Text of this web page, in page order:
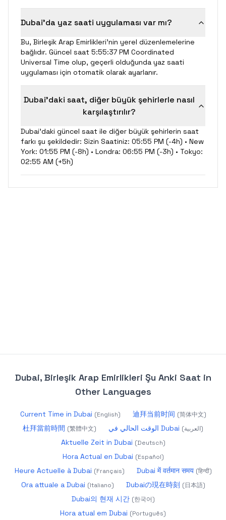
Dubai'da yaz saati uygulaması var mı?
Bu, Birleşik Arap Emirlikleri'nin yerel düzenlemelerine
bağlıdır. Güncel saat 5:55:37 PM Coordinated
Universal Time olup, geçerli olduğunda yaz saati
uygulaması için otomatik olarak ayarlanır.
Dubai'daki saat, diğer büyük şehirlerle nasıl
karşılaştırılır?
Dubai'daki güncel saat ile diğer büyük şehirlerin saat
farkı şu şekildedir: Sizin Saatiniz: 05:55 PM (-4h) • New
York: 01:55 PM (-8h) • Londra: 06:55 PM (-3h) • Tokyo:
02:55 AM (+5h)
Dubai, Birleşik Arap Emirlikleri Şu Anki Saatin
Other Languages
Current Time in Dubai (English) 迪拜当前时间 (简体中文)
杜拜當前時間 (繁體中文) الوقت الحالي في Dubai (العربية)
Aktuelle Zeit in Dubai (Deutsch)
Hora Actual en Dubai (Español)
Heure Actuelle à Dubai (Français) Dubai में वर्तमान समय (हिन्दी)
Ora attuale a Dubai (Italiano) Dubaiの現在時刻 (日本語)
Dubai의 현재 시간 (한국어)
Hora atual em Dubai (Português)